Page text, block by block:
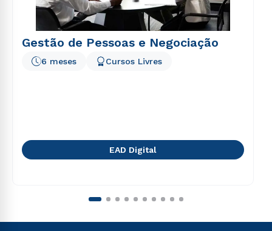
Gestão de Pessoas e Negociação
6 meses Cursos Livres
EAD Digital